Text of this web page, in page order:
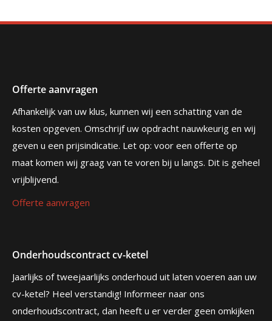
Offerte aanvragen
Afhankelijk van uw klus, kunnen wij een schatting van de
kosten opgeven. Omschrijf uw opdracht nauwkeurig en wij
geven u een prijsindicatie. Let op: voor een offerte op
maat komen wij graag van te voren bij u langs. Dit is geheel
vrijblijvend.
Offerte aanvragen
Onderhoudscontract cv-ketel
Jaarlijks of tweejaarlijks onderhoud uit laten voeren aan uw
cv-ketel? Heel verstandig! Informeer naar ons
onderhoudscontract, dan heeft u er verder geen omkijken